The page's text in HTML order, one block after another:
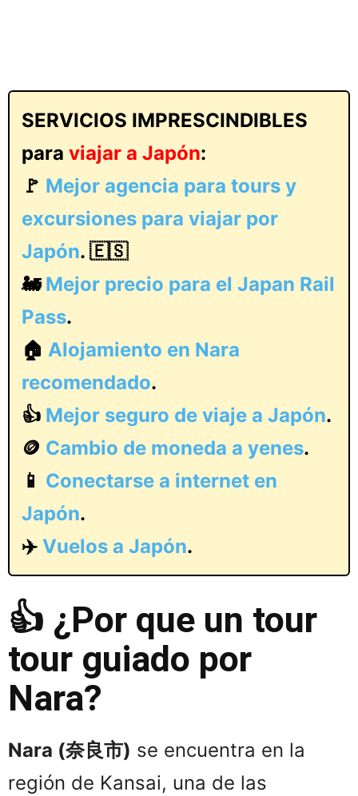
SERVICIOS IMPRESCINDIBLES
para viajar a Japón:
🚩 Mejor agencia para tours y
excursiones para viajar por
Japón. 🇪🇸
🚂 Mejor precio para el Japan Rail
Pass.
🏠 Alojamiento en Nara
recomendado.
👍 Mejor seguro de viaje a Japón.
🪙 Cambio de moneda a yenes.
📱 Conectarse a internet en
Japón.
✈️ Vuelos a Japón.
👍 ¿Por que un tour
tour guiado por
Nara?
Nara (奈良市) se encuentra en la
región de Kansai, una de las